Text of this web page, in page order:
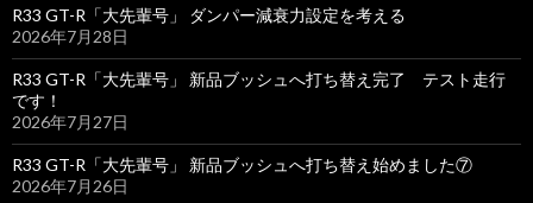
R33 GT-R「大先輩号」 ダンパー減衰力設定を考える
2026年7月28日
R33 GT-R「大先輩号」 新品ブッシュへ打ち替え完了 テスト走行
です！
2026年7月27日
R33 GT-R「大先輩号」 新品ブッシュへ打ち替え始めました⑦
2026年7月26日